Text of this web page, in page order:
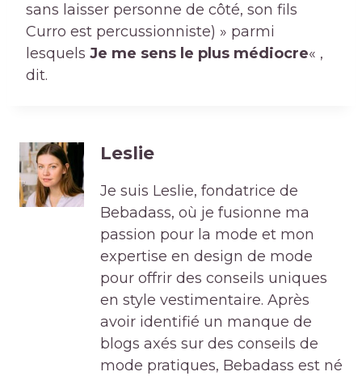
sans laisser personne de côté, son fils
Curro est percussionniste) » parmi
lesquels Je me sens le plus médiocre« ,
dit.
Leslie
Je suis Leslie, fondatrice de
Bebadass, où je fusionne ma
passion pour la mode et mon
expertise en design de mode
pour offrir des conseils uniques
en style vestimentaire. Après
avoir identifié un manque de
blogs axés sur des conseils de
mode pratiques, Bebadass est né